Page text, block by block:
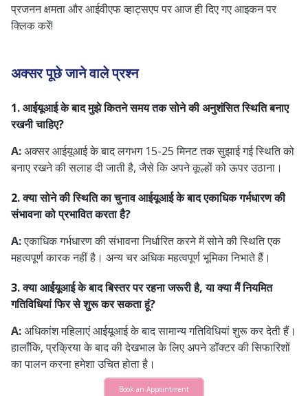
प्रजनन क्षमता और आईवीएफ व्हाट्सएप पर आज ही दिए गए आइकन पर
क्लिक करें!
अक्सर पूछे जाने वाले प्रश्न
1. आईयूआई के बाद मुझे कितने समय तक सोने की अनुशंसित स्थिति बनाए
रखनी चाहिए?
A:अक्सर आईयूआई के बाद लगभग 15-25 मिनट तक सुझाई गई स्थिति को
बनाए रखने की सलाह दी जाती है, जैसे कि अपने कूल्हों को ऊपर उठाना।
2. क्या सोने की स्थिति का चुनाव आईयूआई के बाद एकाधिक गर्भधारण की
संभावना को प्रभावित करता है?
A:एकाधिक गर्भधारण की संभावना निर्धारित करने में सोने की स्थिति एक
महत्वपूर्ण कारक नहीं है। अन्य चर अधिक महत्वपूर्ण भूमिका निभाते हैं।
3. क्या आईयूआई के बाद बिस्तर पर रहना जरूरी है, या क्या मैं नियमित
गतिविधियां फिर से शुरू कर सकता हूं?
A:अधिकांश महिलाएं आईयूआई के बाद सामान्य गतिविधियां शुरू कर देती हैं।
हालाँकि, प्रक्रिया के बाद की देखभाल के लिए अपने डॉक्टर की सिफारिशों
का पालन करना हमेशा उचित होता है।
Book an Appointment